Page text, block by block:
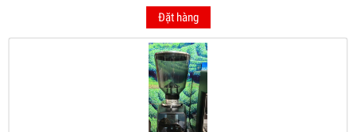
Đặt hàng